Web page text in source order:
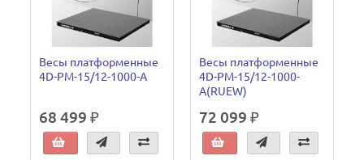
Весы платформенные
4D-PM-15/12-1000-A
68 499 ₽
Весы платформенные
4D-PM-15/12-1000-
A(RUEW)
72 099 ₽